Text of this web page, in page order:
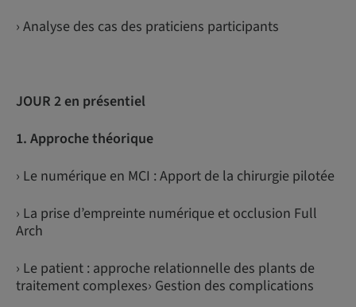
› Analyse des cas des praticiens participants
JOUR 2 en présentiel
1. Approche théorique
› Le numérique en MCI : Apport de la chirurgie pilotée
› La prise d’empreinte numérique et occlusion Full
Arch
› Le patient : approche relationnelle des plants de
traitement complexes› Gestion des complications